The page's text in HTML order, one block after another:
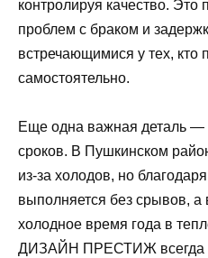
контролируя качество. Это
проблем с браком и
встречающимися у тех, кто
самостоятельно.
Еще одна важная деталь —
сроков. В Пушкинском
из-за холодов, но
выполняется без срывов, а
холодное время года в
ДИЗАЙН ПРЕСТИЖ всегда